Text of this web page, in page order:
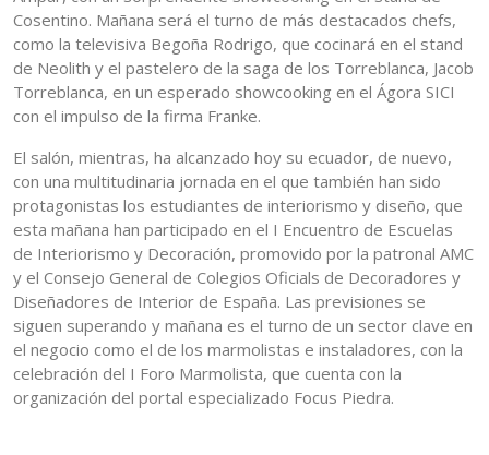
Cosentino. Mañana será el turno de más destacados chefs,
como la televisiva Begoña Rodrigo, que cocinará en el stand
de Neolith y el pastelero de la saga de los Torreblanca, Jacob
Torreblanca, en un esperado showcooking en el Ágora SICI
con el impulso de la firma Franke.
El salón, mientras, ha alcanzado hoy su ecuador, de nuevo,
con una multitudinaria jornada en el que también han sido
protagonistas los estudiantes de interiorismo y diseño, que
esta mañana han participado en el I Encuentro de Escuelas
de Interiorismo y Decoración, promovido por la patronal AMC
y el Consejo General de Colegios Oficials de Decoradores y
Diseñadores de Interior de España. Las previsiones se
siguen superando y mañana es el turno de un sector clave en
el negocio como el de los marmolistas e instaladores, con la
celebración del I Foro Marmolista, que cuenta con la
organización del portal especializado Focus Piedra.